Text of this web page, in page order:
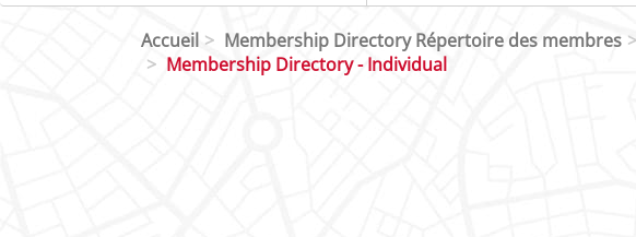
Accueil Membership Directory Répertoire des membres
Membership Directory - Individual